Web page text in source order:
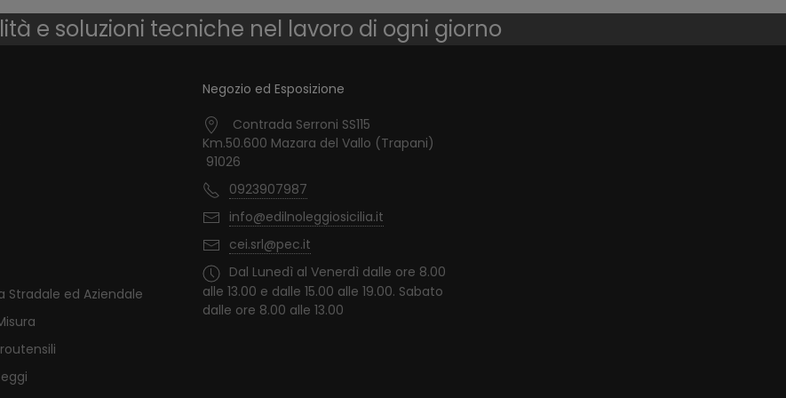
e soluzioni tecniche nel lavoro di ogni giorno
Stradale ed Aziendale
Negozio ed Esposizione
Contrada Serroni SS115
Km.50.600 Mazara del Vallo (Trapani)
91026
0923907987
info@edilnoleggiosicilia.it
cei.srl@pec.it
Dal Lunedì al Venerdì dalle ore 8.00
alle 13.00 e dalle 15.00 alle 19.00. Sabato
dalle ore 8.00 alle 13.00